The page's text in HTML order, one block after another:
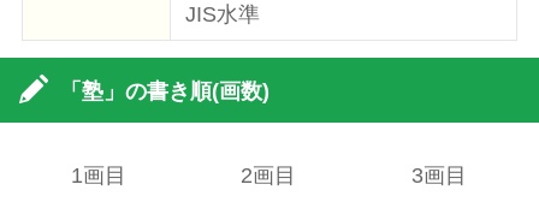
JIS水準
「塾」の書き順(画数)
1画目 2画目 3画目